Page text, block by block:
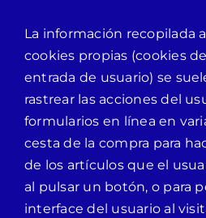
La información recopilada
cookies propias (cookies
entrada de usuario) se
rastrear las acciones del
formularios en línea en
cesta de la compra para
de los artículos que el
al pulsar un botón, o para
interface del usuario al